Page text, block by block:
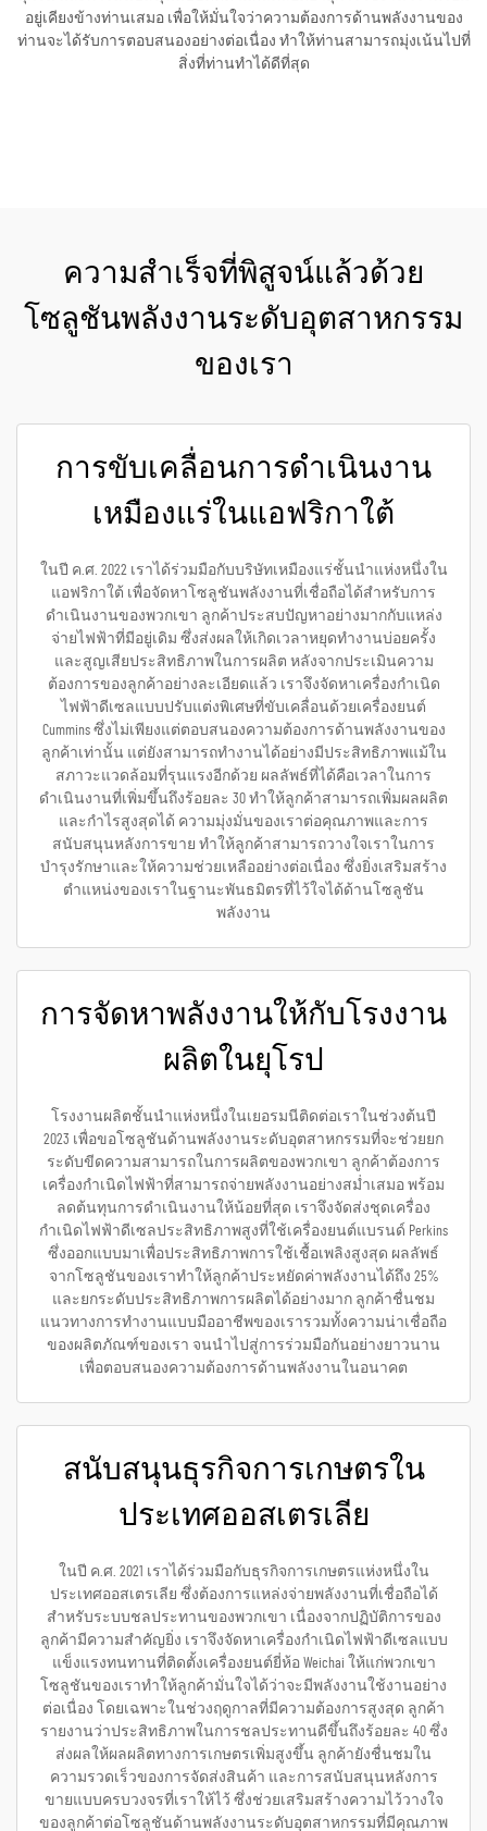
อยู่เคียงข้างท่านเสมอ เพื่อให้มั่นใจว่าความต้องการด้านพลังงานของ
ท่านจะได้รับการตอบสนองอย่างต่อเนื่อง ทำให้ท่านสามารถมุ่งเน้นไปที่
สิ่งที่ท่านทำได้ดีที่สุด
ความสำเร็จที่พิสูจน์แล้วด้วย
โซลูชันพลังงานระดับอุตสาหกรรม
ของเรา
การขับเคลื่อนการดำเนินงาน
เหมืองแร่ในแอฟริกาใต้
ในปี ค.ศ. 2022 เราได้ร่วมมือกับบริษัทเหมืองแร่ชั้นนำแห่งหนึ่งใน
แอฟริกาใต้ เพื่อจัดหาโซลูชันพลังงานที่เชื่อถือได้สำหรับการ
ดำเนินงานของพวกเขา ลูกค้าประสบปัญหาอย่างมากกับแหล่ง
จ่ายไฟฟ้าที่มีอยู่เดิม ซึ่งส่งผลให้เกิดเวลาหยุดทำงานบ่อยครั้ง
และสูญเสียประสิทธิภาพในการผลิต หลังจากประเมินความ
ต้องการของลูกค้าอย่างละเอียดแล้ว เราจึงจัดหาเครื่องกำเนิด
ไฟฟ้าดีเซลแบบปรับแต่งพิเศษที่ขับเคลื่อนด้วยเครื่องยนต์
Cummins ซึ่งไม่เพียงแต่ตอบสนองความต้องการด้านพลังงานของ
ลูกค้าเท่านั้น แต่ยังสามารถทำงานได้อย่างมีประสิทธิภาพแม้ใน
สภาวะแวดล้อมที่รุนแรงอีกด้วย ผลลัพธ์ที่ได้คือเวลาในการ
ดำเนินงานที่เพิ่มขึ้นถึงร้อยละ 30 ทำให้ลูกค้าสามารถเพิ่มผลผลิต
และกำไรสูงสุดได้ ความมุ่งมั่นของเราต่อคุณภาพและการ
สนับสนุนหลังการขาย ทำให้ลูกค้าสามารถวางใจเราในการ
บำรุงรักษาและให้ความช่วยเหลืออย่างต่อเนื่อง ซึ่งยิ่งเสริมสร้าง
ตำแหน่งของเราในฐานะพันธมิตรที่ไว้ใจได้ด้านโซลูชัน
พลังงาน
การจัดหาพลังงานให้กับโรงงาน
ผลิตในยุโรป
โรงงานผลิตชั้นนำแห่งหนึ่งในเยอรมนีติดต่อเราในช่วงต้นปี
2023 เพื่อขอโซลูชันด้านพลังงานระดับอุตสาหกรรมที่จะช่วยยก
ระดับขีดความสามารถในการผลิตของพวกเขา ลูกค้าต้องการ
เครื่องกำเนิดไฟฟ้าที่สามารถจ่ายพลังงานอย่างสม่ำเสมอ พร้อม
ลดต้นทุนการดำเนินงานให้น้อยที่สุด เราจึงจัดส่งชุดเครื่อง
กำเนิดไฟฟ้าดีเซลประสิทธิภาพสูงที่ใช้เครื่องยนต์แบรนด์ Perkins
ซึ่งออกแบบมาเพื่อประสิทธิภาพการใช้เชื้อเพลิงสูงสุด ผลลัพธ์
จากโซลูชันของเราทำให้ลูกค้าประหยัดค่าพลังงานได้ถึง 25%
และยกระดับประสิทธิภาพการผลิตได้อย่างมาก ลูกค้าชื่นชม
แนวทางการทำงานแบบมืออาชีพของเรารวมทั้งความน่าเชื่อถือ
ของผลิตภัณฑ์ของเรา จนนำไปสู่การร่วมมือกันอย่างยาวนาน
เพื่อตอบสนองความต้องการด้านพลังงานในอนาคต
สนับสนุนธุรกิจการเกษตรใน
ประเทศออสเตรเลีย
ในปี ค.ศ. 2021 เราได้ร่วมมือกับธุรกิจการเกษตรแห่งหนึ่งใน
ประเทศออสเตรเลีย ซึ่งต้องการแหล่งจ่ายพลังงานที่เชื่อถือได้
สำหรับระบบชลประทานของพวกเขา เนื่องจากปฏิบัติการของ
ลูกค้ามีความสำคัญยิ่ง เราจึงจัดหาเครื่องกำเนิดไฟฟ้าดีเซลแบบ
แข็งแรงทนทานที่ติดตั้งเครื่องยนต์ยี่ห้อ Weichai ให้แก่พวกเขา
โซลูชันของเราทำให้ลูกค้ามั่นใจได้ว่าจะมีพลังงานใช้งานอย่าง
ต่อเนื่อง โดยเฉพาะในช่วงฤดูกาลที่มีความต้องการสูงสุด ลูกค้า
รายงานว่าประสิทธิภาพในการชลประทานดีขึ้นถึงร้อยละ 40 ซึ่ง
ส่งผลให้ผลผลิตทางการเกษตรเพิ่มสูงขึ้น ลูกค้ายังชื่นชมใน
ความรวดเร็วของการจัดส่งสินค้า และการสนับสนุนหลังการ
ขายแบบครบวงจรที่เราให้ไว้ ซึ่งช่วยเสริมสร้างความไว้วางใจ
ของลูกค้าต่อโซลูชันด้านพลังงานระดับอุตสาหกรรมที่มีคุณภาพ